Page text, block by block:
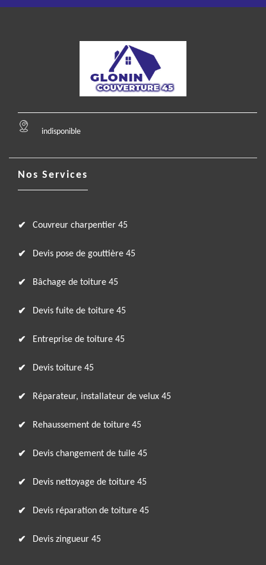
indisponible
Nos Services
Couvreur charpentier 45
Devis pose de gouttière 45
Bâchage de toiture 45
Devis fuite de toiture 45
Entreprise de toiture 45
Devis toiture 45
Réparateur, installateur de velux 45
Rehaussement de toiture 45
Devis changement de tuile 45
Devis nettoyage de toiture 45
Devis réparation de toiture 45
Devis zingueur 45